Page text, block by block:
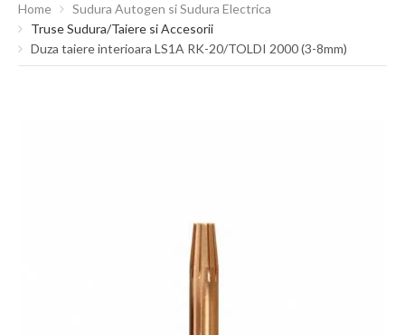
Home
Sudura Autogen si Sudura Electrica
Truse Sudura/Taiere si Accesorii
Duza taiere interioara LS1A RK-20/TOLDI 2000 (3-8mm)